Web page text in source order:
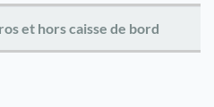
et hors caisse de bord